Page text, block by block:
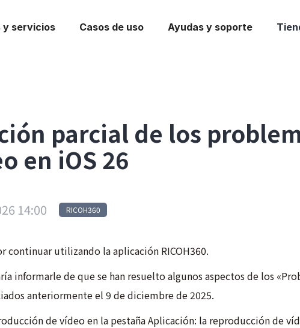
y servicios Casos de uso Ayudas y soporte
parcial de los
en iOS 26
14:00 RICOH360
continuar utilizando la aplicación RICOH360.
informarle de que se han resuelto algunos aspectos de los
anteriormente el 9 de diciembre de 2025.
de vídeo en la pestaña Aplicación: la reproducción de